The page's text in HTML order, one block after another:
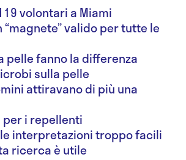
volontari a Miami
“magnete” valido per tutte le
pelle fanno la differenza
sulla pelle
attiravano di più una
per i repellenti
interpretazioni troppo facili
ricerca è utile